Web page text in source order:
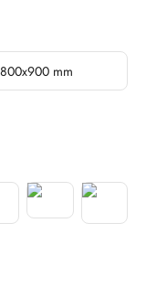
magnetlister som
olika storlekar och
underlättar
färre vattendroppar
med snygga
ett lyxigt badrum att
800x900 mm